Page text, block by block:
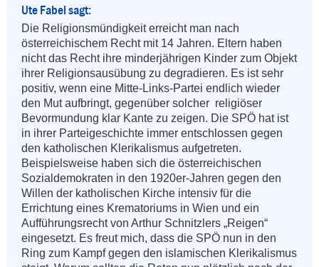
Ute Fabel sagt:
Die Religionsmündigkeit erreicht man nach
österreichischem Recht mit 14 Jahren. Eltern haben
nicht das Recht ihre minderjährigen Kinder zum Objekt
ihrer Religionsausübung zu degradieren. Es ist sehr
positiv, wenn eine Mitte-Links-Partei endlich wieder
den Mut aufbringt, gegenüber solcher  religiöser
Bevormundung klar Kante zu zeigen. Die SPÖ hat ist
in ihrer Parteigeschichte immer entschlossen gegen
den katholischen Klerikalismus aufgetreten.
Beispielsweise haben sich die österreichischen
Sozialdemokraten in den 1920er-Jahren gegen den
Willen der katholischen Kirche intensiv für die
Errichtung eines Krematoriums in Wien und ein
Aufführungsrecht von Arthur Schnitzlers „Reigen“
eingesetzt. Es freut mich, dass die SPÖ nun in den
Ring zum Kampf gegen den islamischen Klerikalismus